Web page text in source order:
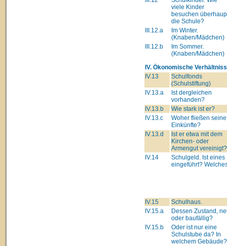
viele Kinder
besuchen
die Schule?
III.12.a
Im Winter.
(Knaben/Mädchen)
III.12.b
Im Sommer.
(Knaben/Mädchen)
IV. Ökonomische
IV.13
Schulfonds
(Schulstiftung)
IV.13.a
Ist dergleichen
vorhanden?
IV.13.b
Wie stark ist er?
IV.13.c
Woher fließen seine
Einkünfte?
IV.13.d
Ist er etwa mit dem
Kirchen- oder
Armengut vereinigt?
IV.14
Schulgeld. Ist eines
eingeführt?
IV.15
Schulhaus.
IV.15.a
Dessen Zustand,
oder baufällig?
IV.15.b
Oder ist nur eine
Schulstube da? In
welchem Gebäude?